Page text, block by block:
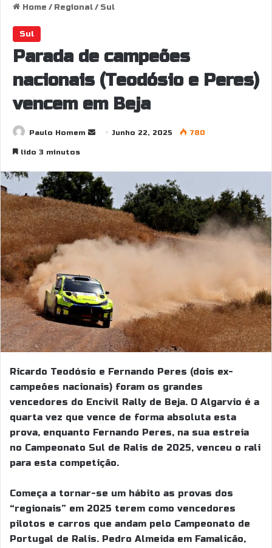
Home / Regional/ Sul
Sul
Parada de campeões
nacionais (Teodósio e Peres)
vencem em Beja
Paulo Homem
SendJunho 22, 2025 780
lido 3 minutos
Ricardo Teodósio e Fernando Peres (dois ex-
campeões nacionais) foram os grandes
vencedores do Encivil Rally de Beja. O Algarvio é a
quarta vez que vence de forma absoluta esta
prova, enquanto Fernando Peres, na sua estreia
no Campeonato Sul de Ralis de 2025, venceu o rali
para esta competição.
Começa a tornar-se um hábito as provas dos
“regionais” em 2025 terem como vencedores
pilotos e carros que andam pelo Campeonato de
Portugal de Ralis. Pedro Almeida em Famalicão,